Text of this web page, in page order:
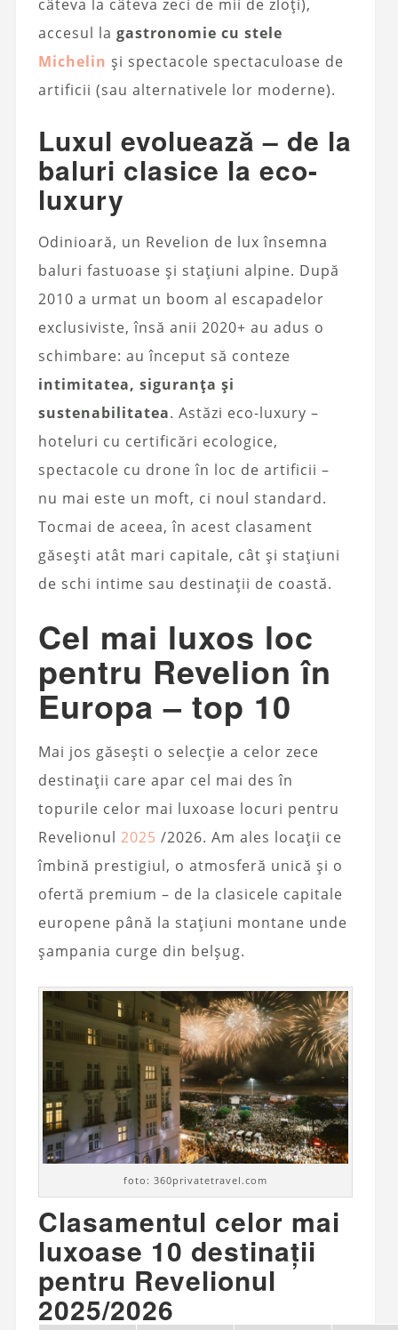
câteva la câteva zeci de mii de zloți),
accesul la gastronomie cu stele
Michelin și spectacole spectaculoase de
artificii (sau alternativele lor moderne).
Luxul evoluează – de la
baluri clasice la eco-
luxury
Odinioară, un Revelion de lux însemna
baluri fastuoase și stațiuni alpine. După
2010 a urmat un boom al escapadelor
exclusiviste, însă anii 2020+ au adus o
schimbare: au început să conteze
intimitatea, siguranța și
sustenabilitatea. Astăzi eco-luxury –
hoteluri cu certificări ecologice,
spectacole cu drone în loc de artificii –
nu mai este un moft, ci noul standard.
Tocmai de aceea, în acest clasament
găsești atât mari capitale, cât și stațiuni
de schi intime sau destinații de coastă.
Cel mai luxos loc
pentru Revelion în
Europa – top 10
Mai jos găsești o selecție a celor zece
destinații care apar cel mai des în
topurile celor mai luxoase locuri pentru
Revelionul 2025 /2026. Am ales locații ce
îmbină prestigiul, o atmosferă unică și o
ofertă premium – de la clasicele capitale
europene până la stațiuni montane unde
șampania curge din belșug.
foto: 360privatetravel.com
Clasamentul celor mai
luxoase 10 destinații
pentru Revelionul
2025/2026